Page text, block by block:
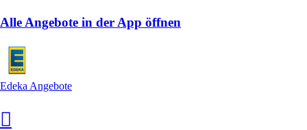
Alle Angebote in der App öffnen
Edeka Angebote